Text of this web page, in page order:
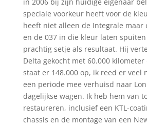
speciale voorkeur heeft voor de
heeft niet alleen de Integrale maar
en de 037 in die kleur laten spuiten
prachtig setje als resultaat. Hij
Delta gekocht met 60.000
staat er 148.000 op, ik reed er veel
een periode mee verhuisd naar
dagelijkse wagen. Ik heb hem van
restaureren, inclusief een KTL-
chassis en de montage van een